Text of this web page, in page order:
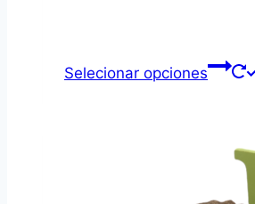
Selecionar opciones